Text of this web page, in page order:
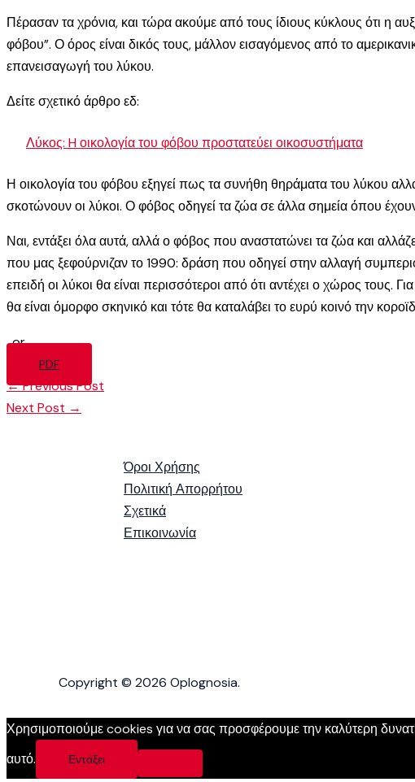
Πέρασαν τα χρόνια, και τώρα ακούμε από τους ίδιους κύκλους ότι η
φόβου”. Ο όρος είναι δικός τους, μάλλον εισαγόμενος από το
επανεισαγωγή του λύκου.
Δείτε σχετικό άρθρο εδ:
Λύκος: H οικολογία του φόβου προστατεύει οικοσυστήματα
Η οικολογία του φόβου εξηγεί πως τα συνήθη θηράματα του λύκου
σκοτώνουν οι λύκοι. Ο φόβος οδηγεί τα ζώα σε άλλα σημεία όπου
Ναι, εντάξει όλα αυτά, αλλά ο φόβος που αναστατώνει τα ζώα και
που μας ξεφούρνιζαν το 1990: δράση που οδηγεί στην αλλαγή
επειδή οι λύκοι θα είναι περισσότεροι από ότι αντέχει ο χώρος
θα είναι όμορφο σκηνικό και τότε θα καταλάβει το ευρύ κοινό την
, or
PDF
←Previous Post
Next Post →
Όροι Χρήσης
Πολιτική Απορρήτου
Σχετικά
Επικοινωνία
Copyright © 2026 Oplognosia.
Χρησιμοποιούμε cookies για να σας προσφέρουμε την καλύτερη
αυτό.
Εντάξει